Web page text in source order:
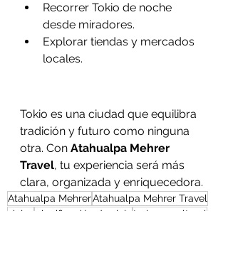
Recorrer Tokio de noche
desde miradores.
Explorar tiendas y mercados
locales.
Tokio es una ciudad que equilibra
tradición y futuro como ninguna
otra. Con Atahualpa Mehrer
Travel, tu experiencia será más
clara, organizada y enriquecedora.
Atahualpa MehrerAtahualpa Mehrer Travel
viajes
planificación de viaje
turismo cultural